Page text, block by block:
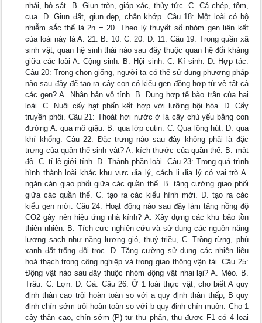
nhái, bò sát. B. Giun tròn, giáp xác, thủy tức. C. Cá chép, tôm,
cua. D. Giun đất, giun dẹp, chân khớp. Câu 18: Một loài có bộ
nhiễm sắc thể là 2n = 20. Theo lý thuyết số nhóm gen liên kết
của loài này là A. 21. B. 10. C. 20. D. 11. Câu 19: Trong quần xã
sinh vật, quan hệ sinh thái nào sau đây thuộc quan hệ đối kháng
giữa các loài A. Cộng sinh. B. Hội sinh. C. Kí sinh. D. Hợp tác.
Câu 20: Trong chọn giống, người ta có thể sử dụng phương pháp
nào sau đây để tạo ra cây con có kiểu gen đồng hợp tử về tất cả
các gen? A. Nhân bản vô tính. B. Dung hợp tế bào trần của hai
loài. C. Nuôi cấy hạt phấn kết hợp với lưỡng bội hóa. D. Cấy
truyền phôi. Câu 21: Thoát hơi nước ở lá cây chủ yếu bằng con
đường A. qua mô giậu. B. qua lớp cutin. C. Qua lông hút. D. qua
khí khổng. Câu 22: Đặc trưng nào sau đây không phải là đặc
trưng của quần thể sinh vật? A. kích thước của quần thể. B. mật
độ. C. tỉ lệ giới tính. D. Thành phần loài. Câu 23: Trong quá trình
hình thành loài khác khu vực địa lý, cách li địa lý có vai trò A.
ngăn cản giao phối giữa các quần thể. B. tăng cường giao phối
giữa các quần thể. C. tạo ra các kiểu hình mới. D. tạo ra các
kiểu gen mới. Câu 24: Hoạt động nào sau đây làm tăng nồng độ
CO2 gây nên hiệu ứng nhà kính? A. Xây dựng các khu bảo tồn
thiên nhiên. B. Tích cực nghiên cứu và sử dụng các nguồn năng
lượng sạch như năng lượng gió, thuỷ triều, C. Trồng rừng, phủ
xanh đất trống đồi trọc. D. Tăng cường sử dụng các nhiên liệu
hoá thạch trong công nghiệp và trong giao thông vận tải. Câu 25:
Động vật nào sau đây thuộc nhóm động vật nhai lại? A. Mèo. B.
Trâu. C. Lợn. D. Gà. Câu 26: Ở 1 loài thực vật, cho biết A quy
định thân cao trội hoàn toàn so với a quy định thân thấp; B quy
định chín sớm trội hoàn toàn so với b quy định chín muộn. Cho 1
cây thân cao, chín sớm (P) tự thụ phấn, thu được F1 có 4 loại